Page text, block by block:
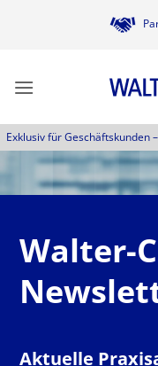
Exklusiv für Geschäftskunden –
Walter-
Aktuelle